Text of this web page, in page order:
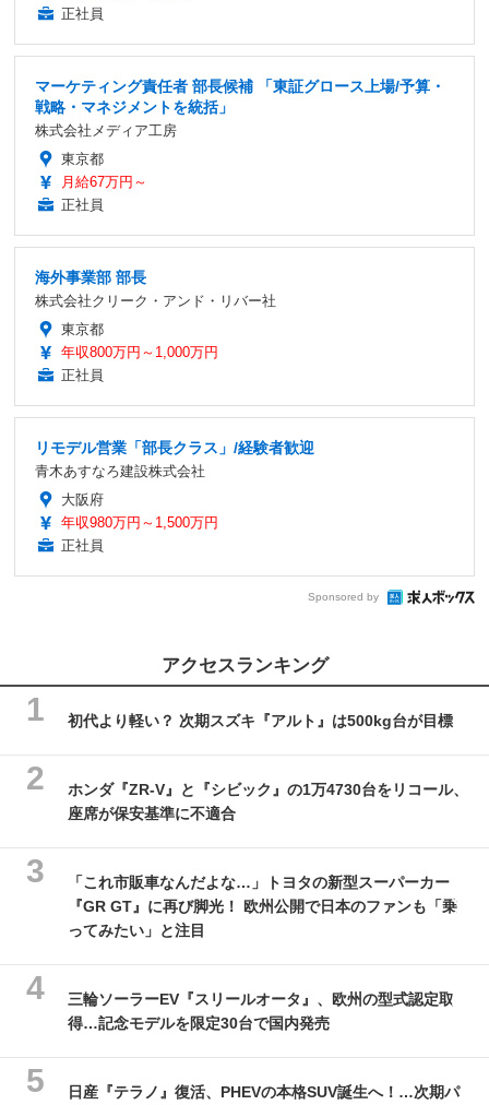
正社員
マーケティング責任者 部長候補 「東証グロース上場/予算・
戦略・マネジメントを統括」
株式会社メディア工房
東京都
月給67万円～
正社員
海外事業部 部長
株式会社クリーク・アンド・リバー社
東京都
年収800万円～1,000万円
正社員
リモデル営業「部長クラス」/経験者歓迎
青木あすなろ建設株式会社
大阪府
年収980万円～1,500万円
正社員
Sponsored by
アクセスランキング
初代より軽い？ 次期スズキ『アルト』は500kg台が目標
ホンダ『ZR-V』と『シビック』の1万4730台をリコール、
座席が保安基準に不適合
「これ市販車なんだよな…」トヨタの新型スーパーカー
『GR GT』に再び脚光！ 欧州公開で日本のファンも「乗
ってみたい」と注目
三輪ソーラーEV『スリールオータ』、欧州の型式認定取
得…記念モデルを限定30台で国内発売
日産『テラノ』復活、PHEVの本格SUV誕生へ！…次期パ